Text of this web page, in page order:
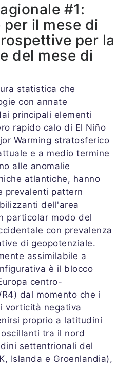
#1:
il mese di
per la
del mese di
statistica che
con annate
principali elementi
rapido calo di El Niño
Warming stratosferico
e a medio termine
alle anomalie
atlantiche, hanno
prevalenti pattern
dell'area
particolar modo del
con prevalenza
di geopotenziale.
assimilabile a
è il blocco
centro-
dal momento che i
vorticità negativa
proprio a latitudini
tra il nord
settentrionali del
Islanda e Groenlandia),